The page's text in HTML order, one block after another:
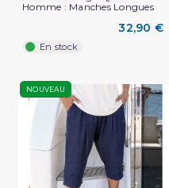
Homme : Manches Longues
32,90 €
En stock
NOUVEAU